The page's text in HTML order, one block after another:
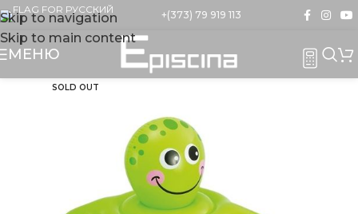
Skip to navigation
Skip to main content
+(373) 79 919 113
МЕНЮ
SOLD OUT